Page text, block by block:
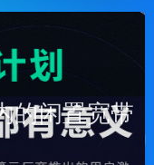
的闲置宽带